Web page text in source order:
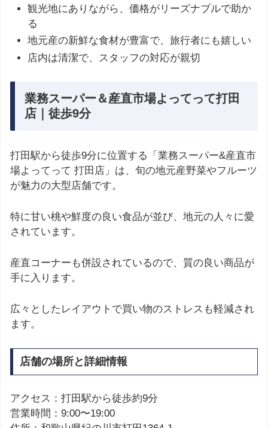
観光地にありながら、価格がリーズナブルで助か
る
地元産の新鮮な食材が豊富で、旅行者にも嬉しい
店内は清潔で、スタッフの対応が親切
業務スーパー＆産直市場よってって打田
店｜徒歩9分
打田駅から徒歩9分に位置する「業務スーパー&産直市
場よってって 打田店」は、旬の地元産野菜やフルーツ
が魅力の大型店舗です。
特に甘い桃や鮮度の良い食品が並び、地元の人々に愛
されています。
産直コーナーも併設されているので、質の良い商品が
手に入ります。
広々としたレイアウトで買い物のストレスも軽減され
ます。
店舗の場所と詳細情報
アクセス：打田駅から徒歩約9分
営業時間：9:00〜19:00